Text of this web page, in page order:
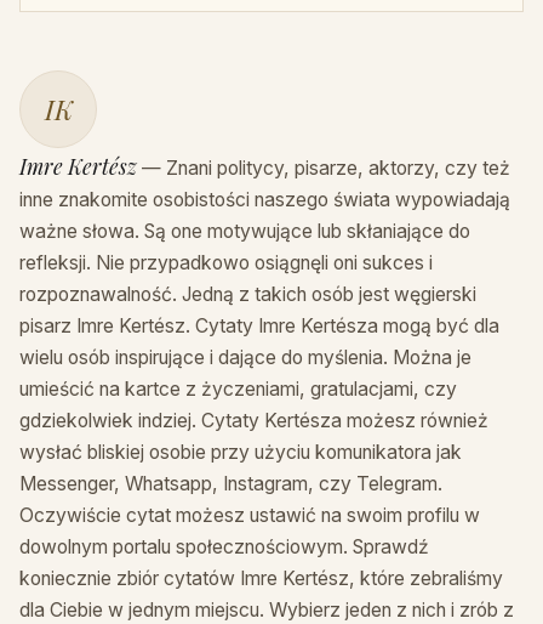
IK
Imre Kertész — Znani politycy, pisarze, aktorzy, czy też
inne znakomite osobistości naszego świata wypowiadają
ważne słowa. Są one motywujące lub skłaniające do
refleksji. Nie przypadkowo osiągnęli oni sukces i
rozpoznawalność. Jedną z takich osób jest węgierski
pisarz Imre Kertész. Cytaty Imre Kertésza mogą być dla
wielu osób inspirujące i dające do myślenia. Można je
umieścić na kartce z życzeniami, gratulacjami, czy
gdziekolwiek indziej. Cytaty Kertésza możesz również
wysłać bliskiej osobie przy użyciu komunikatora jak
Messenger, Whatsapp, Instagram, czy Telegram.
Oczywiście cytat możesz ustawić na swoim profilu w
dowolnym portalu społecznościowym. Sprawdź
koniecznie zbiór cytatów Imre Kertész, które zebraliśmy
dla Ciebie w jednym miejscu. Wybierz jeden z nich i zrób z